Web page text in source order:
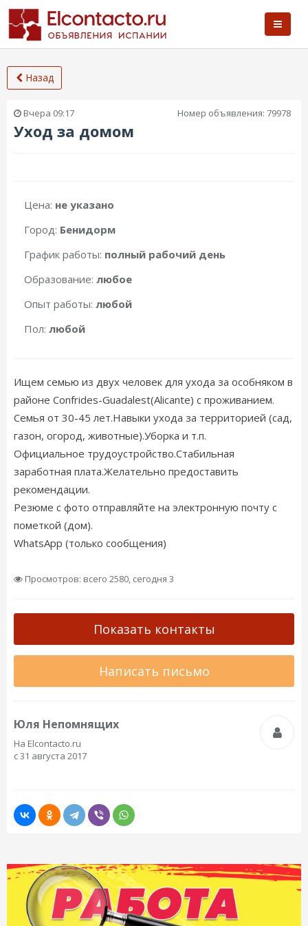
Назад
Вчера 09:17 Номер объявления: 79978
Уход за домом
Цена: не указано
Город: Бенидорм
График работы: полный рабочий день
Образование: любое
Опыт работы: любой
Пол: любой
Ищем семью из двух человек для ухода за особняком в
районе Confrides-Guadalest(Alicante) с проживанием.
Семья от 30-45 лет.Навыки ухода за территорией (сад,
газон, огород, животные).Уборка и т.п.
Официальное трудоустройство.Стабильная
заработная плата.Желательно предоставить
рекомендации.
Резюме с фото отправляйте на электронную почту с
пометкой (дом).
WhatsApp (только сообщения)
Просмотров: всего 2580, сегодня 3
Показать контакты
Написать письмо
Юля Непомнящих
На Elcontacto.ru
с 31 августа 2017